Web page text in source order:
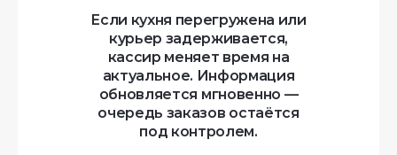
Если кухня перегружена или
курьер задерживается,
кассир меняет время на
актуальное. Информация
обновляется мгновенно —
очередь заказов остаётся
под контролем.